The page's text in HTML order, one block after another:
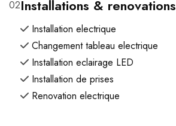
02Installations & renovations
Installation electrique
Changement tableau electrique
Installation eclairage LED
Installation de prises
Renovation electrique